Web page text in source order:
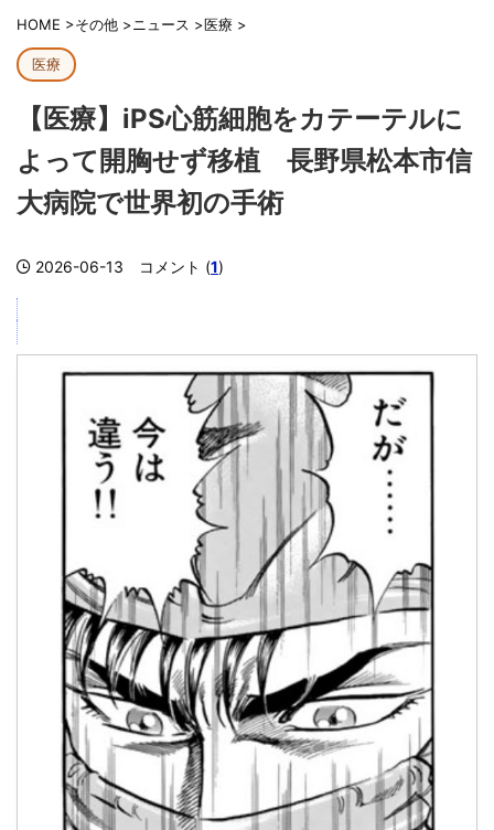
HOME >その他 >ニュース >医療 >
医療
【医療】iPS心筋細胞をカテーテルに
よって開胸せず移植 長野県松本市信
大病院で世界初の手術
2026-06-13 コメント (1)